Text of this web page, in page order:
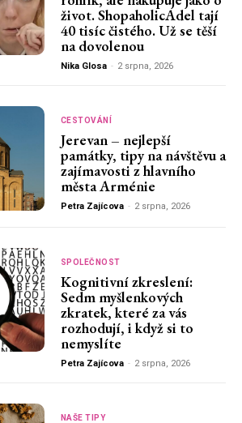
život. ShopaholicAdel tají
40 tisíc čistého. Už se těší
na dovolenou
Nika Glosa - 2 srpna, 2026
CESTOVÁNÍ
Jerevan – nejlepší
památky, tipy na návštěvu a
zajímavosti z hlavního
města Arménie
Petra Zajícova - 2 srpna, 2026
SPOLEČNOST
Kognitivní zkreslení:
Sedm myšlenkových
zkratek, které za vás
rozhodují, i když si to
nemyslíte
Petra Zajícova - 2 srpna, 2026
NAŠE TIPY